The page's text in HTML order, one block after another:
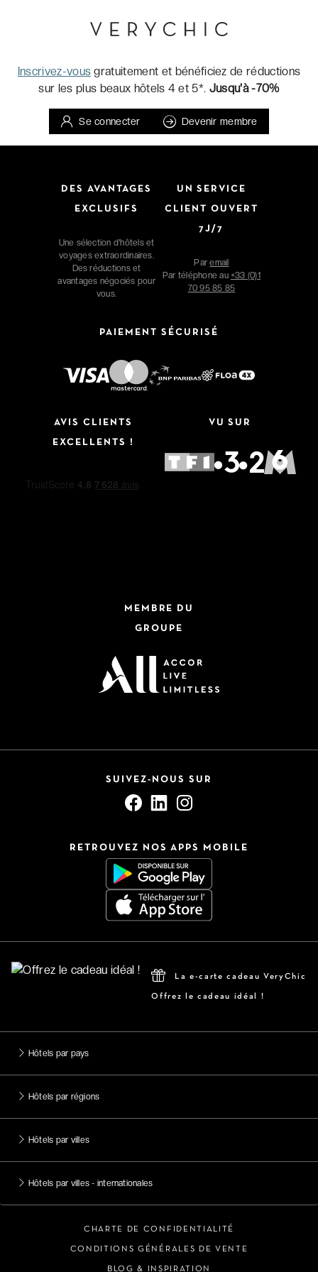
Inscrivez-vous gratuitement et bénéficiez de réductions
sur les plus beaux hôtels 4 et 5*. Jusqu'à -70%
Se connecter Devenir membre
DES AVANTAGES
EXCLUSIFS
Une sélection d'hôtels et
voyages extraordinaires.
Des réductions et
avantages négociés pour
vous.
UN SERVICE
CLIENT OUVERT
7J/7
Paremail
Par téléphone au +33 (0)1
70 95 85 85
PAIEMENT SÉCURISÉ
AVIS CLIENTS
EXCELLENTS !
VU SUR
MEMBRE DU
GROUPE
SUIVEZ-NOUS SUR
RETROUVEZ NOS APPS MOBILE
La e-carte cadeau VeryChic
Offrez le cadeau idéal !
Hôtels par pays
Hôtels par régions
Hôtels par villes
Hôtels par villes - internationales
CHARTE DE CONFIDENTIALITÉ
CONDITIONS GÉNÉRALES DE VENTE
BLOG & INSPIRATION